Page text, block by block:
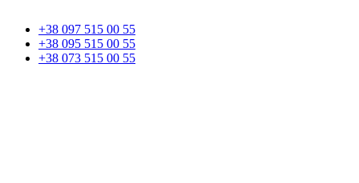
+38 097 515 00 55
+38 095 515 00 55
+38 073 515 00 55